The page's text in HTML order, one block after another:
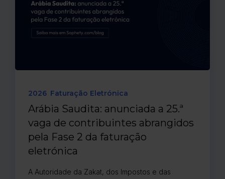
2026 Faturação Eletrónica
Arábia Saudita: anunciada a 25.ª
vaga de contribuintes abrangidos
pela Fase 2 da faturação
eletrónica
A Autoridade da Zakat, dos Impostos e das